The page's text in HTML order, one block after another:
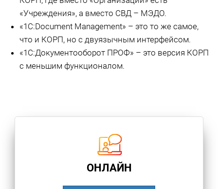
«Учреждения», а вместо СВД – МЭДО.
«1С:Document Management» – это то же самое,
что и КОРП, но с двуязычным интерфейсом.
«1С:Документооборот ПРОФ» – это версия КОРП
с меньшим функционалом.
ОНЛАЙН